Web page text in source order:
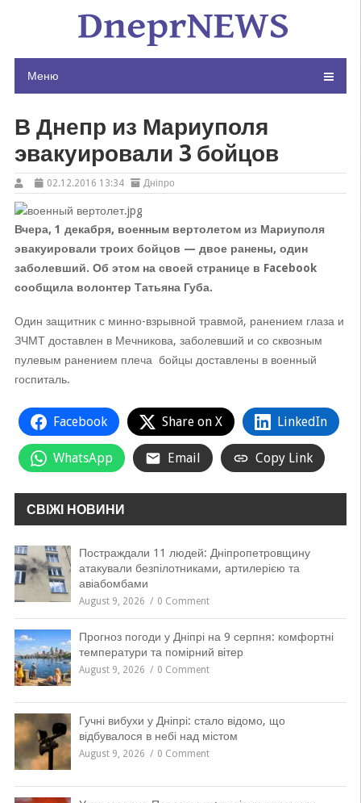
Меню
В Днепр из Мариуполя
эвакуировали 3 бойцов
02.12.2016 13:34 Дніпро
Вчера, 1 декабря, военным вертолетом из Мариуполя
эвакуировали троих бойцов — двое ранены, один
заболевший. Об этом на своей странице в Facebook
сообщила волонтер Татьяна Губа.
Один защитник с минно-взрывной травмой, ранением глаза и
ЗЧМТ доставлен в Мечникова, заболевший и со сквозным
пулевым ранением плеча бойцы доставлены в военный
госпиталь.
Facebook Share on X LinkedIn
WhatsApp Email Copy Link
СВІЖІ НОВИНИ
Постраждали 11 людей: Дніпропетровщину
атакували безпілотниками, артилерією та
авіабомбами
August 9, 2026 0 Comment
Прогноз погоди у Дніпрі на 9 серпня: комфортні
температури та помірний вітер
August 9, 2026 0 Comment
Гучні вибухи у Дніпрі: стало відомо, що
відбувалося в небі над містом
August 9, 2026 0 Comment